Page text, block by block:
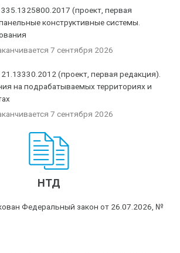
(проект, первая
конструктивные системы.
7 сентября 2026
(проект, первая редакция).
на подрабатываемых территориях и
7 сентября 2026
НТД
Федеральный закон от 26.07.2026, №